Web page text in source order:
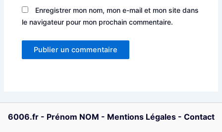
Enregistrer mon nom, mon e-mail et mon site dans
le navigateur pour mon prochain commentaire.
6006.fr- Prénom NOM - Mentions Légales- Contact